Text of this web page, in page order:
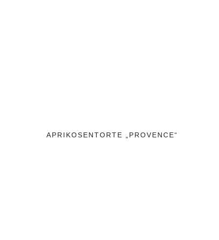
APRIKOSENTORTE „PROVENCE“